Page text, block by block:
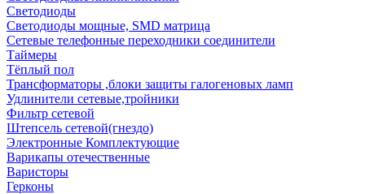
Светодиоды
Светодиоды мощные, SMD матрица
Сетевые телефонные переходники соединители
Таймеры
Тёплый пол
Трансформаторы ,блоки защиты галогеновых ламп
Удлинители сетевые,тройники
Фильтр сетевой
Штепсель сетевой(гнездо)
Электронные Комплектующие
Варикапы отечественные
Варисторы
Герконы